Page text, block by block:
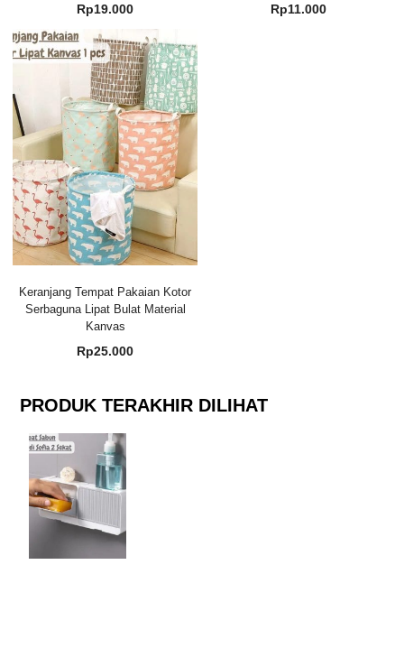
Rp19.000 Rp11.000
Keranjang Tempat Pakaian Kotor
Serbaguna Lipat Bulat Material
Kanvas
Rp25.000
PRODUK TERAKHIR DILIHAT